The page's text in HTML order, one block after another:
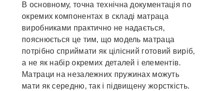
В основному, точна технічна документація по
окремих компонентах в складі матраца
виробниками практично не надається,
пояснюється це тим, що модель матраца
потрібно сприймати як цілісний готовий виріб,
а не як набір окремих деталей і елементів.
Матраци на незалежних пружинах можуть
мати як середню, так і підвищену жорсткість.